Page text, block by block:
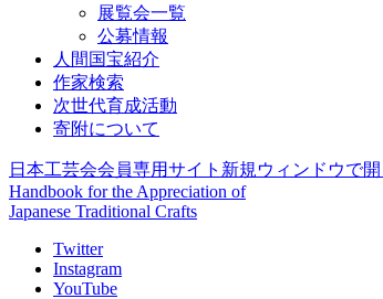
展覧会一覧
公募情報
人間国宝紹介
作家検索
次世代育成活動
寄附について
日本工芸会会員専用サイト 新規ウィンドウで
Handbook for the Appreciation of
Japanese Traditional Crafts
Twitter
Instagram
YouTube